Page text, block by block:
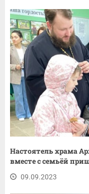
Настоятель храма
вместе с семьёй
09.09.2023